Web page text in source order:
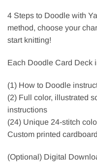
4 Steps to Doodle with
method, choose your
start knitting!
Each Doodle Card Deck
(1) How to Doodle
(2) Full color, illustrated
instructions
(24) Unique 24-stitch
Custom printed
(Optional) Digital